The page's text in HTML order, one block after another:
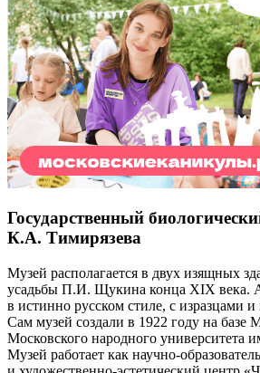
Государственный
К.А. Тимирязева
Музей располагается в двух изящных
усадьбы П.И. Щукина конца XIX века.
в истинно русском стиле, с изразцами
Сам музей создали в 1922 году на
Московского народного университета
Музей работает как научно-